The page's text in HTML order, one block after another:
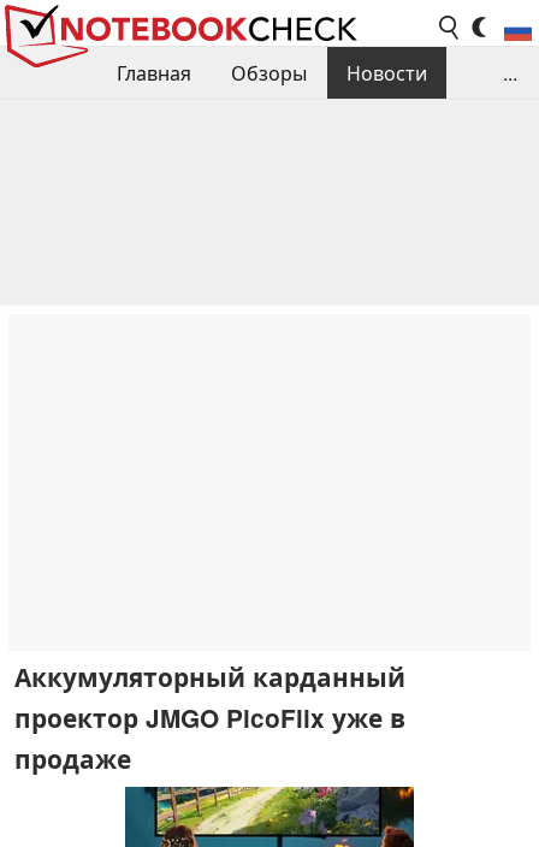
Главная Обзоры
Новости
...
Аккумуляторный карданный
проектор JMGO PicoFlix уже в
продаже